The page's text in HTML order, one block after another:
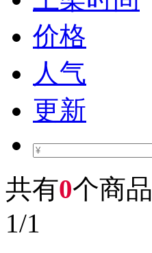
价格
人气
更新
共有0个商品
1/1